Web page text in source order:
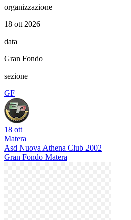
organizzazione
18 ott 2026
data
Gran Fondo
sezione
GF
18 ott
Matera
Asd Nuova Athena Club 2002
Gran Fondo Matera